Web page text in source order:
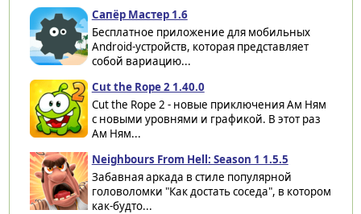
Сапёр Мастер 1.6
Бесплатное приложение для мобильных
Android-устройств, которая представляет
собой вариацию...
Cut the Rope 2 1.40.0
Cut the Rope 2 - новые приключения Ам Ням
с новыми уровнями и графикой. В этот раз
Ам Ням...
Neighbours From Hell: Season 1 1.5.5
Забавная аркада в стиле популярной
головоломки "Как достать соседа", в котором
как-будто...